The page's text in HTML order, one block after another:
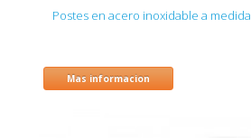
Postes en acero inoxidable a medida
Mas informacion